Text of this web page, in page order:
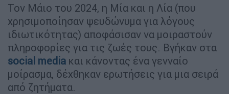
Τον Μάιο του 2024, η Μία και η Λία (που
χρησιμοποίησαν ψευδώνυμα για λόγους
ιδιωτικότητας) αποφάσισαν να μοιραστούν
πληροφορίες για τις ζωές τους. Βγήκαν στα
social media και κάνοντας ένα γενναίο
μοίρασμα, δέχθηκαν ερωτήσεις για μια σειρά
από ζητήματα.